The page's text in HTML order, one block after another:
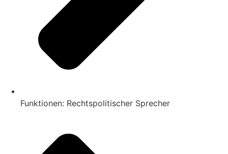
Funktionen: Rechtspolitischer Sprecher